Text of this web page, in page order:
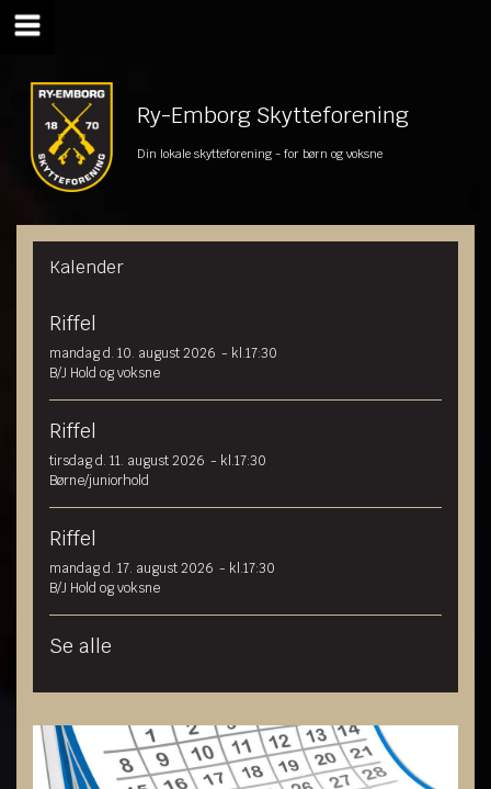
Ry-Emborg Skytteforening
Din lokale skytteforening - for børn og voksne
Kalender
Riffel
mandag d. 10. august 2026 - kl.17:30
B/J Hold og voksne
Riffel
tirsdag d. 11. august 2026 - kl.17:30
Børne/juniorhold
Riffel
mandag d. 17. august 2026 - kl.17:30
B/J Hold og voksne
Se alle